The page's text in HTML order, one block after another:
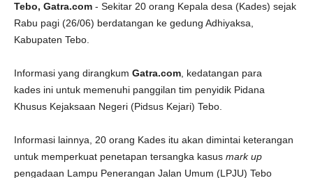
Tebo, Gatra.com - Sekitar 20 orang Kepala desa (Kades) sejak
Rabu pagi (26/06) berdatangan ke gedung Adhiyaksa,
Kabupaten Tebo.
Informasi yang dirangkum Gatra.com , kedatangan para
kades ini untuk memenuhi panggilan tim penyidik Pidana
Khusus Kejaksaan Negeri (Pidsus Kejari) Tebo.
Informasi lainnya, 20 orang Kades itu akan dimintai keterangan
untuk memperkuat penetapan tersangka kasus mark up
pengadaan Lampu Penerangan Jalan Umum (LPJU) Tebo